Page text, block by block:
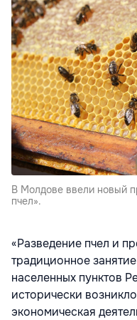
В Молдове ввели новый
пчел».
«Разведение пчел и
традиционное
населенных пунктов
исторически
экономическая